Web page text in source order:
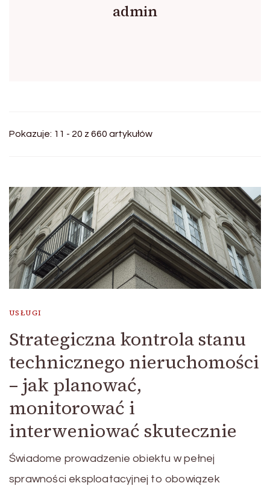
admin
Pokazuje: 11 - 20 z 660 artykułów
USŁUGI
Strategiczna kontrola stanu
technicznego nieruchomości
– jak planować,
monitorować i
interweniować skutecznie
Świadome prowadzenie obiektu w pełnej
sprawności eksploatacyjnej to obowiązek